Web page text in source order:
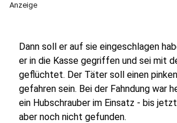
Anzeige
Dann soll er auf sie eingeschlagen
er in die Kasse gegriffen und sei mit
geflüchtet. Der Täter soll einen
gefahren sein. Bei der Fahndung war
ein Hubschrauber im Einsatz - bis
aber noch nicht gefunden.